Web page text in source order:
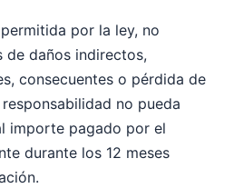
por la ley, no
de daños indirectos,
consecuentes o pérdida de
no pueda
importe pagado por el
durante los 12 meses